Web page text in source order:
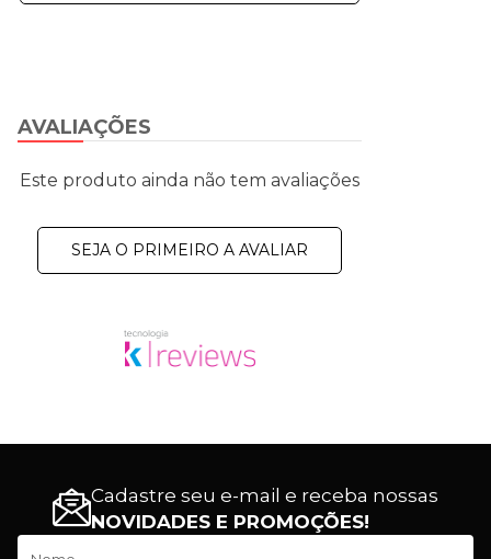
AVALIAÇÕES
Este produto ainda não tem avaliações
SEJA O PRIMEIRO A AVALIAR
Cadastre seu e-mail e receba nossas
NOVIDADES E PROMOÇÕES!